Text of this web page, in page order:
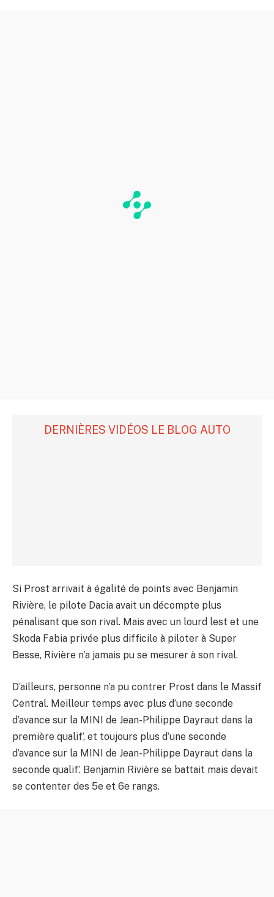
DERNIÈRES VIDÉOS LE BLOG AUTO
Si Prost arrivait à égalité de points avec Benjamin
Rivière, le pilote Dacia avait un décompte plus
pénalisant que son rival. Mais avec un lourd lest et une
Skoda Fabia privée plus difficile à piloter à Super
Besse, Rivière n’a jamais pu se mesurer à son rival.
D’ailleurs, personne n’a pu contrer Prost dans le Massif
Central. Meilleur temps avec plus d’une seconde
d’avance sur la MINI de Jean-Philippe Dayraut dans la
première qualif’, et toujours plus d’une seconde
d’avance sur la MINI de Jean-Philippe Dayraut dans la
seconde qualif’. Benjamin Rivière se battait mais devait
se contenter des 5e et 6e rangs.